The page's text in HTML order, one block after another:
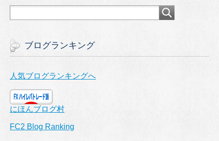
カ
ブログランキング
人気ブログランキングへ
にほんブログ村
FC2 Blog Ranking